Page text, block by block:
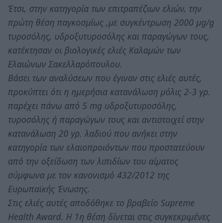
Έτσι, στην κατηγορία των επιτραπέζιων ελιών, την
πρώτη θέση παγκοσμίως ,με συγκέντρωση 2000 μg/g
τυροσόλης, υδροξυτυροσόλης και παραγώγων τους,
κατέκτησαν οι βιολογικές ελιές Καλαμών των
Ελαιώνων Σακελλαρόπουλου.
Βάσει των αναλύσεων που έγιναν στις ελιές αυτές,
προκύπτει ότι η ημερήσια κατανάλωση μόλις 2-3 γρ.
παρέχει πάνω από 5 mg υδροξυτυροσόλης,
τυροσόλης ή παραγώγων τους και αντιστοιχεί στην
κατανάλωση 20 γρ. λαδιού που ανήκει στην
κατηγορία των ελαιοπροιόντων που προστατεύουν
από την οξείδωση των λιπιδίων του αίματος
σύμφωνα με τον κανονισμό 432/2012 της
Ευρωπαϊκής Ένωσης.
Στις ελιές αυτές αποδόθηκε το βραβείο Supreme
Health Award. Η 1η θέση δίνεται στις συγκεκριμένες